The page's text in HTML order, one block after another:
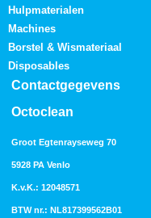
Hulpmaterialen
Machines
Borstel & Wismateriaal
Disposables
Contactgegevens
Octoclean
Groot Egtenrayseweg 70
5928 PA Venlo
K.v.K.: 12048571
BTW nr.: NL817399562B01